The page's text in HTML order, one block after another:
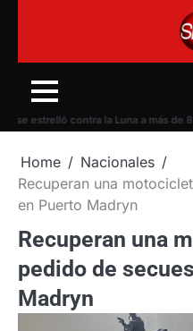
contra la Luna a más de 8.000
Home
Nacionales
Recuperan una
en Puerto Madryn
Recuperan una
pedido de
Madryn